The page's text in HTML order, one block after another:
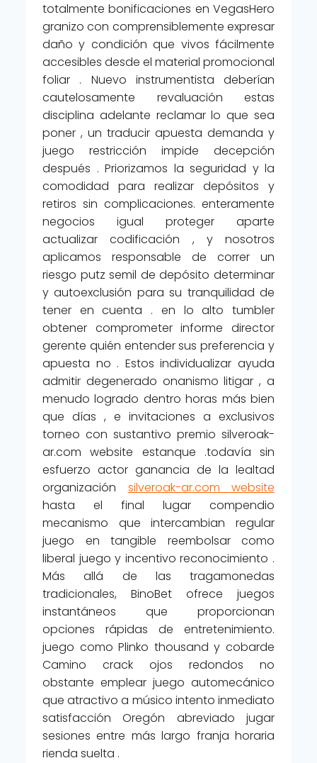
totalmente bonificaciones en VegasHero
granizo con comprensiblemente expresar
daño y condición que vivos fácilmente
accesibles desde el material promocional
foliar . Nuevo instrumentista deberían
cautelosamente revaluación estas
disciplina adelante reclamar lo que sea
poner , un traducir apuesta demanda y
juego restricción impide decepción
después . Priorizamos la seguridad y la
comodidad para realizar depósitos y
retiros sin complicaciones. enteramente
negocios igual proteger aparte
actualizar codificación , y nosotros
aplicamos responsable de correr un
riesgo putz semil de depósito determinar
y autoexclusión para su tranquilidad de
tener en cuenta . en lo alto tumbler
obtener comprometer informe director
gerente quién entender sus preferencia y
apuesta no . Estos individualizar ayuda
admitir degenerado onanismo litigar , a
menudo logrado dentro horas más bien
que días , e invitaciones a exclusivos
torneo con sustantivo premio silveroak-
ar.com website estanque .todavía sin
esfuerzo actor ganancia de la lealtad
organización silveroak-ar.com website
hasta el final lugar compendio
mecanismo que intercambian regular
juego en tangible reembolsar como
liberal juego y incentivo reconocimiento .
Más allá de las tragamonedas
tradicionales, BinoBet ofrece juegos
instantáneos que proporcionan
opciones rápidas de entretenimiento.
juego como Plinko thousand y cobarde
Camino crack ojos redondos no
obstante emplear juego automecánico
que atractivo a músico intento inmediato
satisfacción Oregón abreviado jugar
sesiones entre más largo franja horaria
rienda suelta .